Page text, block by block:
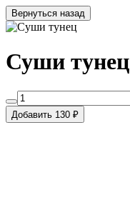
Вернуться назад
Суши тунец
Добавить 130 ₽